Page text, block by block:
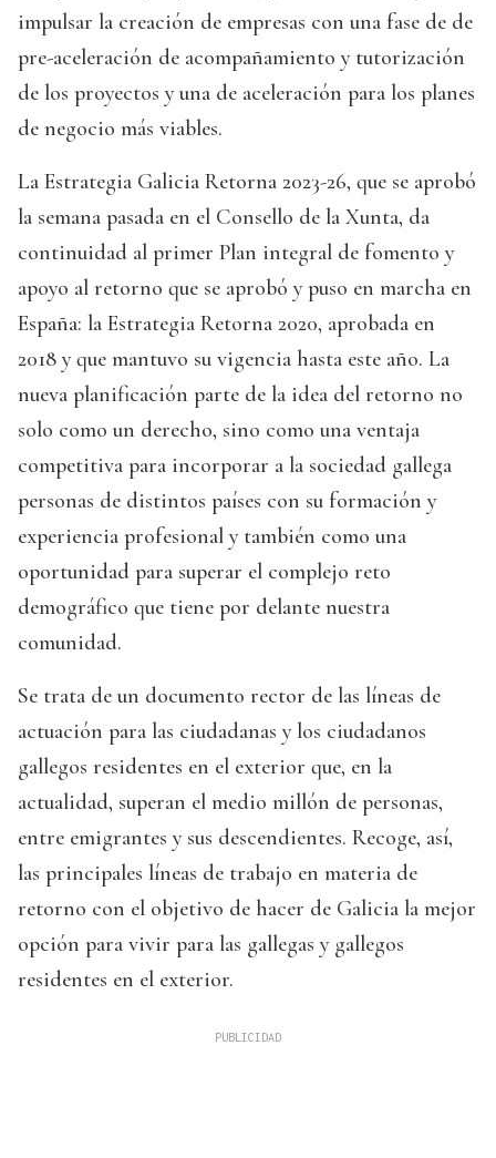
impulsar la creación de empresas con una fase de de
pre-aceleración de acompañamiento y tutorización
de los proyectos y una de aceleración para los planes
de negocio más viables.
La Estrategia Galicia Retorna 2023-26, que se aprobó
la semana pasada en el Consello de la Xunta, da
continuidad al primer Plan integral de fomento y
apoyo al retorno que se aprobó y puso en marcha en
España: la Estrategia Retorna 2020, aprobada en
2018 y que mantuvo su vigencia hasta este año. La
nueva planificación parte de la idea del retorno no
solo como un derecho, sino como una ventaja
competitiva para incorporar a la sociedad gallega
personas de distintos países con su formación y
experiencia profesional y también como una
oportunidad para superar el complejo reto
demográfico que tiene por delante nuestra
comunidad.
Se trata de un documento rector de las líneas de
actuación para las ciudadanas y los ciudadanos
gallegos residentes en el exterior que, en la
actualidad, superan el medio millón de personas,
entre emigrantes y sus descendientes. Recoge, así,
las principales líneas de trabajo en materia de
retorno con el objetivo de hacer de Galicia la mejor
opción para vivir para las gallegas y gallegos
residentes en el exterior.